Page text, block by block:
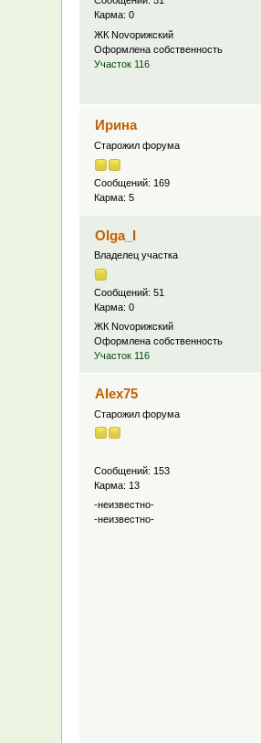
Карма: 0
ЖК Novoрижский
Оформлена собственность
Участок 116
Ирина
Старожил форума
Сообщений: 169
Карма: 5
Olga_I
Владелец участка
Сообщений: 51
Карма: 0
ЖК Novoрижский
Оформлена собственность
Участок 116
Alex75
Старожил форума
Сообщений: 153
Карма: 13
-неизвестно-
-неизвестно-